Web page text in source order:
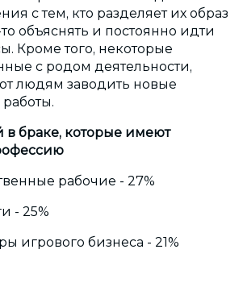
с тем, кто разделяет их образ
объяснять и постоянно идти
Кроме того, некоторые
с родом деятельности,
людям заводить новые
браке, которые имеют
рабочие - 27%
- 25%
игрового бизнеса - 21%